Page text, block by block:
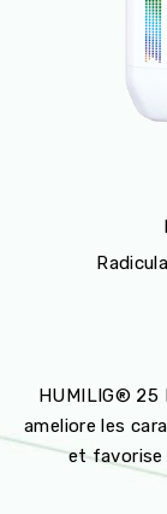
HUMILIG® 25
ameliore les
et favorise